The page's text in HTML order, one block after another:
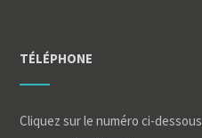
TÉLÉPHONE
Cliquez sur le numéro ci-dessous